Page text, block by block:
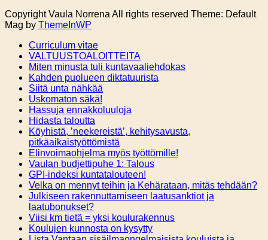
Copyright Vaula Norrena All rights reserved Theme: Default
Mag by ThemeInWP
Curriculum vitae
VALTUUSTOALOITTEITA
Miten minusta tuli kuntavaaliehdokas
Kahden puolueen diktatuurista
Siitä unta nähkää
Uskomaton säkä!
Hassuja ennakkoluuloja
Hidasta taloutta
Köyhistä, ’neekereistä’, kehitysavusta,
pitkäaikaistyöttömistä
Elinvoimaohjelma myös työttömille!
Vaulan budjettipuhe 1: Talous
GPI-indeksi kuntatalouteen!
Velka on mennyt teihin ja Kehärataan, mitäs tehdään?
Julkiseen rakennuttamiseen laatusanktiot ja
laatubonukset?
Viisi km tietä = yksi koulurakennus
Koulujen kunnosta on kysytty